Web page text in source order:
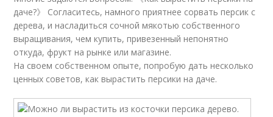
даче?》 Согласитесь, намного приятнее сорвать персик с
дерева, и насладиться сочной мякотью собственного
выращивания, чем купить, привезенный непонятно
откуда, фрукт на рынке или магазине.
На своем собственном опыте, попробую дать несколько
ценных советов, как вырастить персики на даче.